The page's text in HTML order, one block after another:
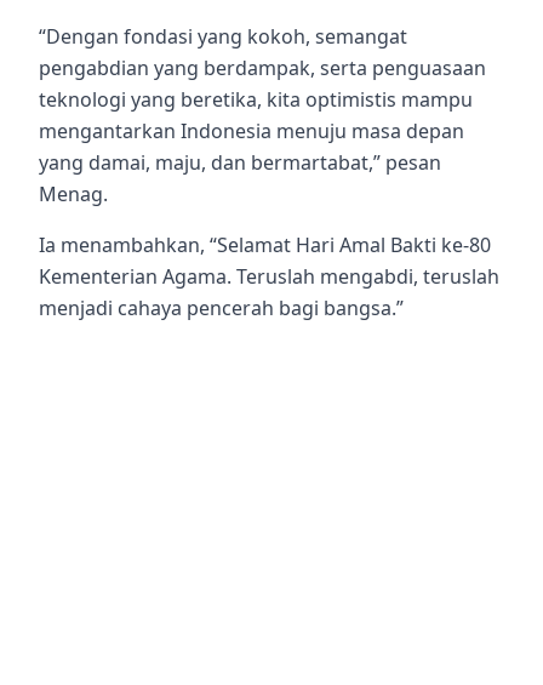
“Dengan fondasi yang kokoh, semangat
pengabdian yang berdampak, serta penguasaan
teknologi yang beretika, kita optimistis mampu
mengantarkan Indonesia menuju masa depan
yang damai, maju, dan bermartabat,” pesan
Menag.
Ia menambahkan, “Selamat Hari Amal Bakti ke-80
Kementerian Agama. Teruslah mengabdi, teruslah
menjadi cahaya pencerah bagi bangsa.”